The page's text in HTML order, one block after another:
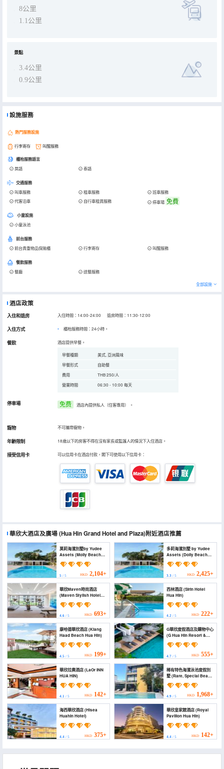
8公里
1.1公里
景點
3.4公里
0.9公里
設施服務
熱門服務設施
行李寄存 叫醒服務
櫃枱服務語言
英語 泰語
交通服務
叫車服務 租車服務
班車服務
代客泊車
自行車租賃服務 停車場 免費
小童設施
小童泳池
前台服務
前台貴重物品保險櫃 行李寄存 叫醒服務
餐飲服務
餐廳 送餐服務
全部設施
酒店政策
入住和退房 入住時間：14:00-24:00 退房時間：11:30-12:00
入住方式 櫃枱服務時間：24小時。
餐飲 酒店提供早餐。
早餐種類
美式, 亞洲風味
早餐形式
自助餐
費用
THB 250/人
營業時間
06:30 - 10:00 每天
停車場 免费 酒店內提供私人（住客專用） 。
寵物 不可攜帶寵物。
年齡限制 18歲以下的房客不得在沒有家長或監護人的情況下入住酒店。
接受信用卡 可以信用卡在酒店付款，閣下可使用以下信用卡：
華欣大酒店及廣場(Hua Hin Grand Hotel and Plaza)附近酒店推薦
莫莉海濱別墅by Yudee
Assets (Molly Beach
House by Yudee
Assets)
5 / 5 HKD 2,104+
多莉海濱別墅 by Yudee
Assets (Dolly Beach
House by Yudee
Assets)
3.3/ 5 HKD 2,425+
華欣Maven時尚酒店
(Maven Stylish Hotel
Hua Hin)
4.6 / 5 HKD 693+
西林酒店 (Sirin Hotel
Hua Hin)
4.2/ 5 HKD 222+
康哈德華欣酒店 (Kiang
Haad Beach Hua Hin)
4.5 / 5 HKD 199+
G華欣度假酒店及購物中心
(G Hua Hin Resort &
Mall)
4.7/ 5 HKD 555+
華欣拉奧酒店 (LaOr INN
HUA HIN)
4.1 / 5 HKD 142+
稀有特色海濱泳池度假別
墅 (Rare, Special Beach
Pool Villa)
4.9/ 5 HKD 1,968+
海西華欣酒店 (Hisea
Huahin Hotel)
4.4 / 5 HKD 375+
華欣皇家館酒店 (Royal
Pavilion Hua Hin)
4.4/ 5 HKD 142+